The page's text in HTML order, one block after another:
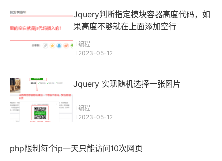
Jquery判断指定模块容器高度代码，如
果高度不够就在上面添加空行
编程
2023-05-12
Jquery 实现随机选择一张图片
编程
2023-05-12
php限制每个ip一天只能访问10次网页